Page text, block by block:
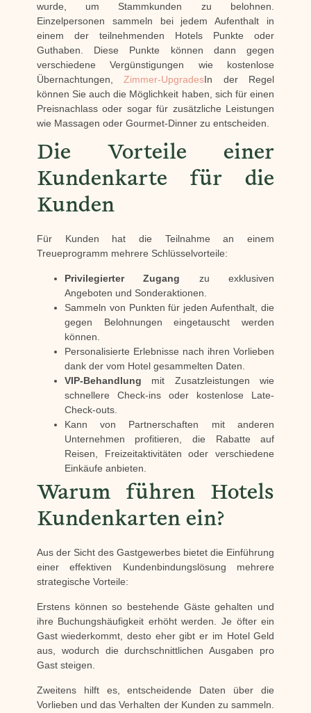
wurde, um Stammkunden zu belohnen.
Einzelpersonen sammeln bei jedem Aufenthalt in
einem der teilnehmenden Hotels Punkte oder
Guthaben. Diese Punkte können dann gegen
verschiedene Vergünstigungen wie kostenlose
Übernachtungen, Zimmer-UpgradesIn der Regel
können Sie auch die Möglichkeit haben, sich für einen
Preisnachlass oder sogar für zusätzliche Leistungen
wie Massagen oder Gourmet-Dinner zu entscheiden.
Die Vorteile einer
Kundenkarte für die
Kunden
Für Kunden hat die Teilnahme an einem
Treueprogramm mehrere Schlüsselvorteile:
Privilegierter Zugang zu exklusiven
Angeboten und Sonderaktionen.
Sammeln von Punkten für jeden Aufenthalt, die
gegen Belohnungen eingetauscht werden
können.
Personalisierte Erlebnisse nach ihren Vorlieben
dank der vom Hotel gesammelten Daten.
VIP-Behandlung mit Zusatzleistungen wie
schnellere Check-ins oder kostenlose Late-
Check-outs.
Kann von Partnerschaften mit anderen
Unternehmen profitieren, die Rabatte auf
Reisen, Freizeitaktivitäten oder verschiedene
Einkäufe anbieten.
Warum führen Hotels
Kundenkarten ein?
Aus der Sicht des Gastgewerbes bietet die Einführung
einer effektiven Kundenbindungslösung mehrere
strategische Vorteile:
Erstens können so bestehende Gäste gehalten und
ihre Buchungshäufigkeit erhöht werden. Je öfter ein
Gast wiederkommt, desto eher gibt er im Hotel Geld
aus, wodurch die durchschnittlichen Ausgaben pro
Gast steigen.
Zweitens hilft es, entscheidende Daten über die
Vorlieben und das Verhalten der Kunden zu sammeln.